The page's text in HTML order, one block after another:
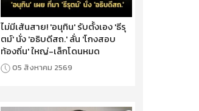
ไม่มีเส้นสาย! 'อนุทิน' รับตั้งเอง 'ธีรุ
ตม์' นั่ง 'อธิบดีสถ.' ลั่น 'โกงสอบ
ท้องถิ่น' ใหญ่-เล็กโดนหมด
05 สิงหาคม 2569